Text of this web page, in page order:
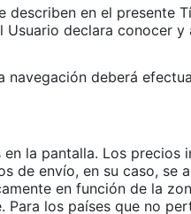
describen en el presente
declara conocer
deberá
la pantalla. Los precios
de envío, en su caso, se
en función de la
los países que no